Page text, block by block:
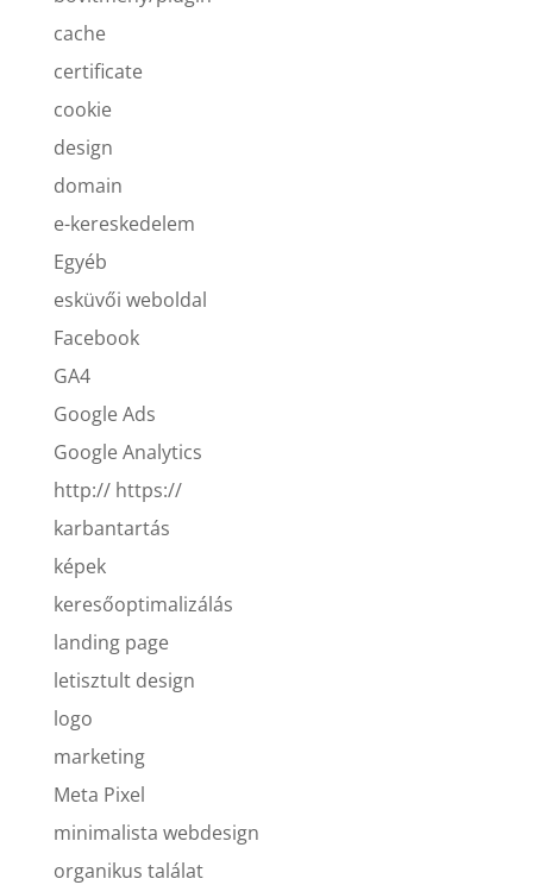
cache
certificate
cookie
design
domain
e-kereskedelem
Egyéb
esküvői weboldal
Facebook
GA4
Google Ads
Google Analytics
http:// https://
karbantartás
képek
keresőoptimalizálás
landing page
letisztult design
logo
marketing
Meta Pixel
minimalista webdesign
organikus találat